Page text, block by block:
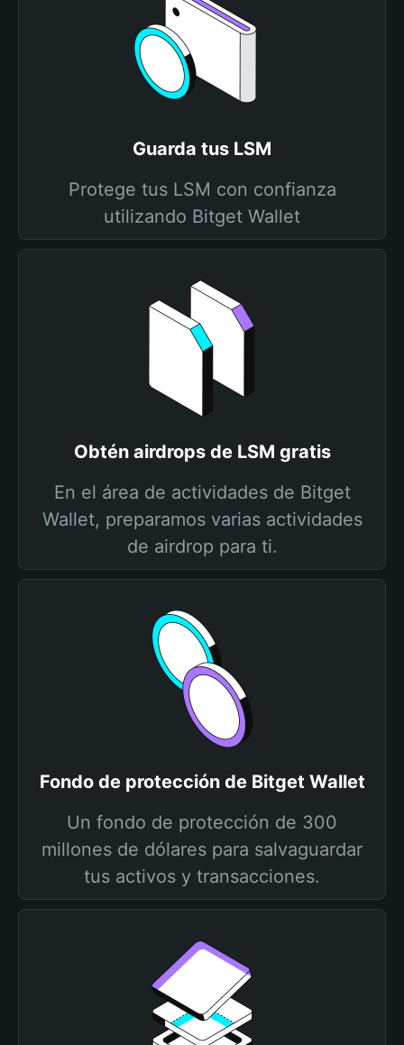
Guarda tus LSM
Protege tus LSM con confianza
utilizando Bitget Wallet
Obtén airdrops de LSM gratis
En el área de actividades de Bitget
Wallet, preparamos varias actividades
de airdrop para ti.
Fondo de protección de Bitget Wallet
Un fondo de protección de 300
millones de dólares para salvaguardar
tus activos y transacciones.